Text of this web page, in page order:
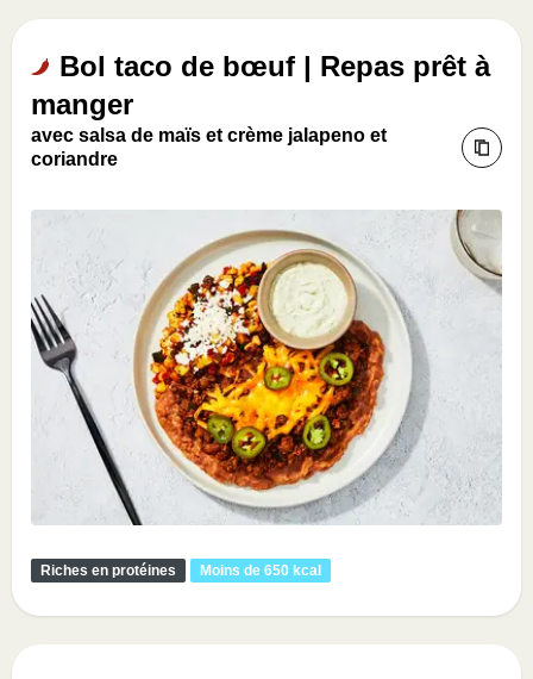
Bol taco de bœuf | Repas prêt à
manger
avec salsa de maïs et crème jalapeno et
coriandre
Riches en protéines Moins de 650 kcal